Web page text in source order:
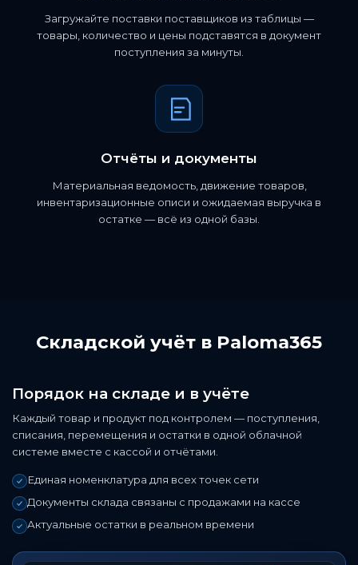
Загружайте поставки поставщиков из таблицы —
товары, количество и цены подставятся в документ
поступления за минуты.
Отчёты и документы
Материальная ведомость, движение товаров,
инвентаризационные описи и ожидаемая выручка в
остатке — всё из одной базы.
Складской учёт в Paloma365
Порядок на складе и в учёте
Каждый товар и продукт под контролем — поступления,
списания, перемещения и остатки в одной облачной
системе вместе с кассой и отчётами.
Единая номенклатура для всех точек сети
Документы склада связаны с продажами на кассе
Актуальные остатки в реальном времени